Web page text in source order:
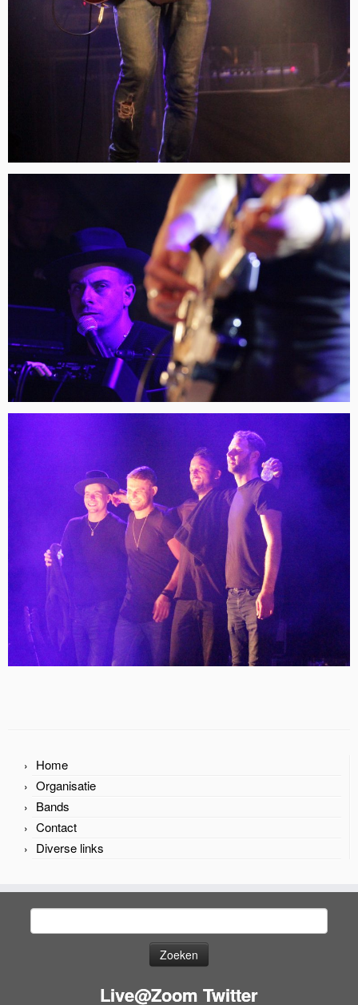
Home
Organisatie
Bands
Contact
Diverse links
Zoeken
Live@Zoom Twitter